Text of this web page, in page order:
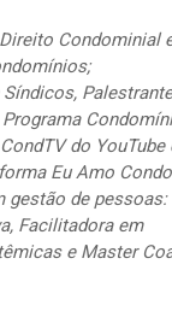
Condominial
do YouTube
Eu Amo
gestão de pessoas:
Facilitadora em
e Master